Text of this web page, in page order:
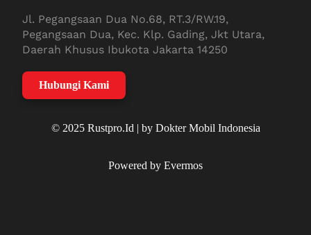
Jl. Pegangsaan Dua No.68, RT.3/RW.19,
Pegangsaan Dua, Kec. Klp. Gading, Jkt Utara,
Daerah Khusus Ibukota Jakarta 14250
Hubungi Kami
© 2025 Rustpro.Id | by Dokter Mobil Indonesia
Powered by Evermos